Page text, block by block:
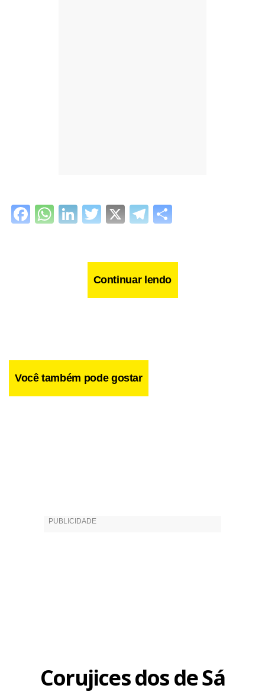
Facebook
WhatsApp
LinkedIn
Twitter
X Telegram
Continuar lendo
Você também pode gostar
Corujices dos de Sá